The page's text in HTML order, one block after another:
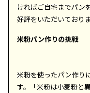
ければご自宅までパン
好評をいただいており
米粉パン作りの挑戦
米粉を使ったパン作り
す。「米粉は小麦粉と